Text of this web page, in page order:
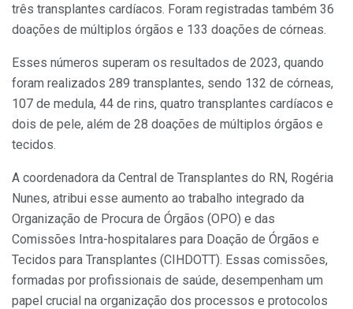
três transplantes cardíacos. Foram registradas também 36
doações de múltiplos órgãos e 133 doações de córneas.
Esses números superam os resultados de 2023, quando
foram realizados 289 transplantes, sendo 132 de córneas,
107 de medula, 44 de rins, quatro transplantes cardíacos e
dois de pele, além de 28 doações de múltiplos órgãos e
tecidos.
A coordenadora da Central de Transplantes do RN, Rogéria
Nunes, atribui esse aumento ao trabalho integrado da
Organização de Procura de Órgãos (OPO) e das
Comissões Intra-hospitalares para Doação de Órgãos e
Tecidos para Transplantes (CIHDOTT). Essas comissões,
formadas por profissionais de saúde, desempenham um
papel crucial na organização dos processos e protocolos